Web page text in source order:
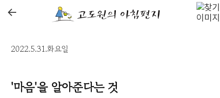
←
2022.5.31.화요일
'마음'을 알아준다는 것